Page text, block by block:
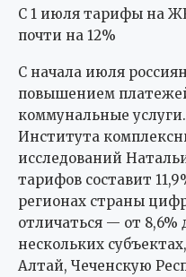
С 1 июля тарифы на
почти на 12%
С начала июля
повышением
коммунальные
Института
исследований
тарифов составит
регионах страны
отличаться — от 8,6%
нескольких
Алтай, Чеченскую